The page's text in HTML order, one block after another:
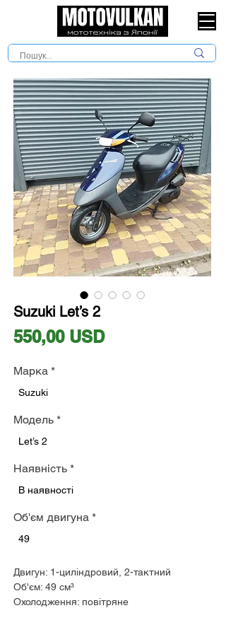
Suzuki Let’s 2
550,00 USDЦіна
Марка *
Suzuki
Модель *
Let’s 2
Наявність *
В наявності
Об'єм двигуна *
49
Двигун: 1-циліндровий, 2-тактний
Об'єм: 49 см³
Охолодження: повітряне